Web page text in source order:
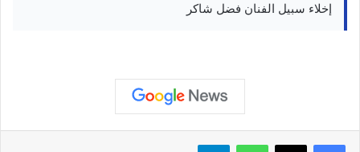
إخلاء سبيل الفنان فضل شاكر
واتساب تيلقرام